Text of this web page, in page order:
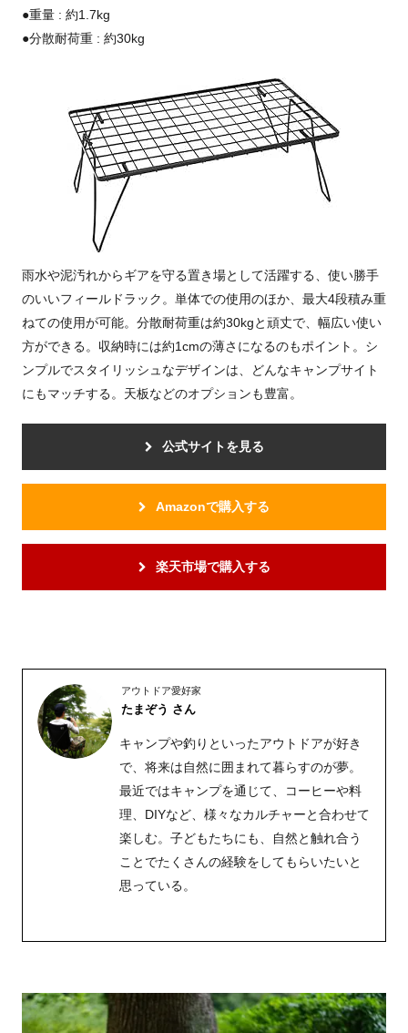
●重量 : 約1.7kg
●分散耐荷重 : 約30kg
雨水や泥汚れからギアを守る置き場として活躍する、使い勝手
のいいフィールドラック。単体での使用のほか、最大4段積み重
ねての使用が可能。分散耐荷重は約30kgと頑丈で、幅広い使い
方ができる。収納時には約1cmの薄さになるのもポイント。シ
ンプルでスタイリッシュなデザインは、どんなキャンプサイト
にもマッチする。天板などのオプションも豊富。
公式サイトを見る
Amazonで購入する
楽天市場で購入する
アウトドア愛好家
たまぞう さん
キャンプや釣りといったアウトドアが好き
で、将来は自然に囲まれて暮らすのが夢。
最近ではキャンプを通じて、コーヒーや料
理、DIYなど、様々なカルチャーと合わせて
楽しむ。子どもたちにも、自然と触れ合う
ことでたくさんの経験をしてもらいたいと
思っている。